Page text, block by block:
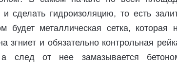
сделать гидроизоляцию, то есть
металлическая сетка, которая
згниет и обязательно контрольная
а след от нее замазывается